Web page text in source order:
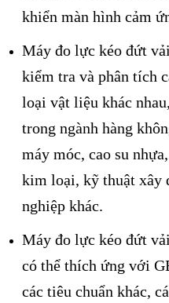
khiển màn hình cảm
Máy đo lực kéo đứt
kiểm tra và phân tích
loại vật liệu khác
trong ngành hàng
máy móc, cao su
kim loại, kỹ thuật xây
nghiệp khác.
Máy đo lực kéo đứt
có thể thích ứng với
các tiêu chuẩn khác,